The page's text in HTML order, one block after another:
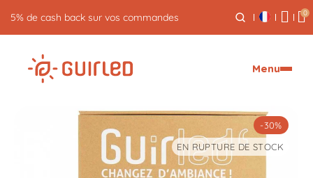
5% de cash back sur vos commandes 0
Menu
-30%
EN RUPTURE DE STOCK